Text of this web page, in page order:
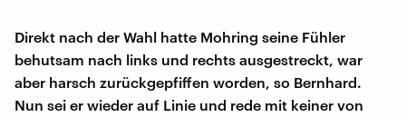
Direkt nach der Wahl hatte Mohring seine Fühler
behutsam nach links und rechts ausgestreckt, war
aber harsch zurückgepfiffen worden, so Bernhard.
Nun sei er wieder auf Linie und rede mit keiner von